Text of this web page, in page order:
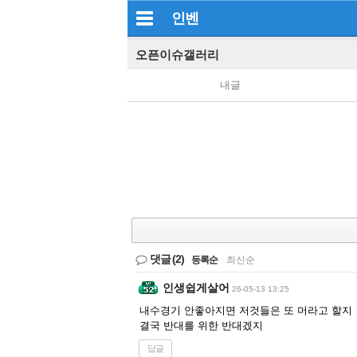
인벤
오픈이슈갤러리
내글
댓글(2) 등록순 최신순
인생쉽게살어 26-05-13 13:25
내수경기 안좋아지면 저것들은 또 머라고 할지
결국 반대를 위한 반대겠지
답글